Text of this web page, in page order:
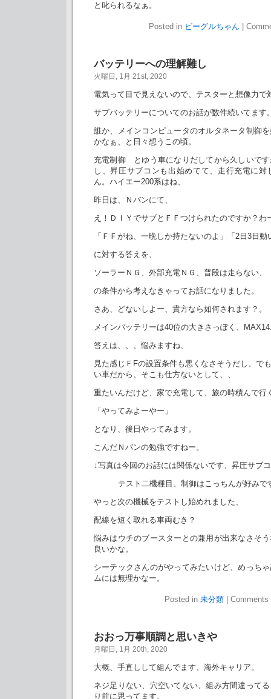
と叱られるなぁ。
Posted in ビーグルちゃん
バッテリーへの理解難し
火曜日, 1月 21st, 2020
電気って目で見えないので、テスターと想像力で
サブバッテリーについてのお話が数件続いてます
誰か、メインコンピュータのオルタネータ制御
かなぁ、と日々想うこの頃。
充電制御 とゆう車になりだしてから久しいで
し、昇圧サブコンも出始めてて、走行充電に
ん。ハイエー200系はね、
昨日は、Ｎバンにて、
え！ＤＩＹでサブとＦＦつけられたのですか？わ
「ＦＦがね、一晩しか持たないのよ」「2日3日
に対する答えを、
ソーラーＮＧ、外部充電ＮＧ、普段は走らない、
の条件から考えなきゃってお話になりました。
さあ、どないしよー、貴方なら如何されます？。
メインバッテリーは40位の大きさっぽく、
答えは、、、悩みますね、
見た感じＦFの設置条件も悪くなさそうだし、で
い車だから、そこも仕方ないとして、、
重たいんだけど、家で充電して、旅の時積んで行
「やってみよーやー」
となり、後日やってみます。
こんだＮバンの勉強ですねー。
↓写真は今回のお話には関係ないです、昇圧サブ
テスト二機種目、制御はこっちんが好みで
やっと次の機械をテストし始めれました、
配線を短く取れる車両むき？
悩みはウチのブースターとの兼用が出来なさそ
良いかな。
シーテックさんのがやってみたいけど、めっち
ムには無理かなー。
Posted in 未分類 Comments
おおっ万事順調と思いきや
月曜日, 1月 20th, 2020
大概、手直しして組んでます、海外キャリア。
ネジ足りない、穴空いてない、組み方間違って
り前に思ってます。